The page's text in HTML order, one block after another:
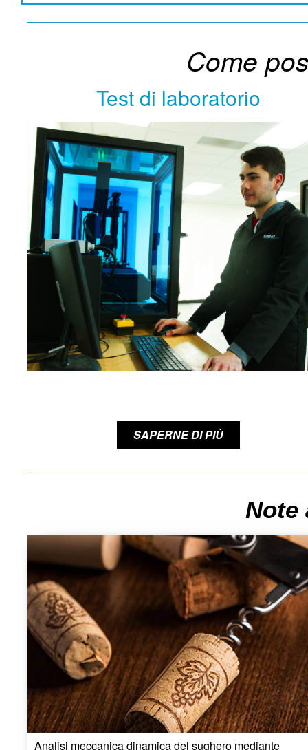
Come
Test di laboratorio
SAPERNE DI PIÙ
Note
Analisi meccanica dinamica del sughero mediante